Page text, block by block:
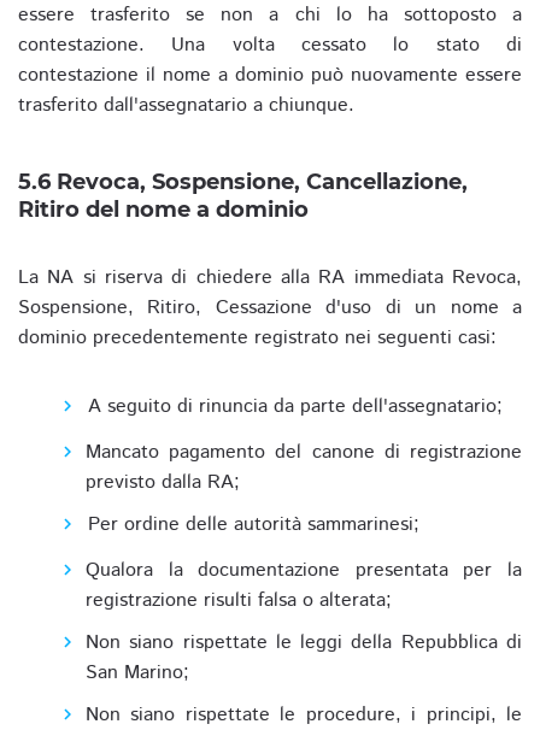
essere trasferito se non a chi lo ha sottoposto a
contestazione. Una volta cessato lo stato di
contestazione il nome a dominio può nuovamente essere
trasferito dall'assegnatario a chiunque.
5.6 Revoca, Sospensione, Cancellazione,
Ritiro del nome a dominio
La NA si riserva di chiedere alla RA immediata Revoca,
Sospensione, Ritiro, Cessazione d'uso di un nome a
dominio precedentemente registrato nei seguenti casi:
A seguito di rinuncia da parte dell'assegnatario;
Mancato pagamento del canone di registrazione
previsto dalla RA;
Per ordine delle autorità sammarinesi;
Qualora la documentazione presentata per la
registrazione risulti falsa o alterata;
Non siano rispettate le leggi della Repubblica di
San Marino;
Non siano rispettate le procedure, i principi, le